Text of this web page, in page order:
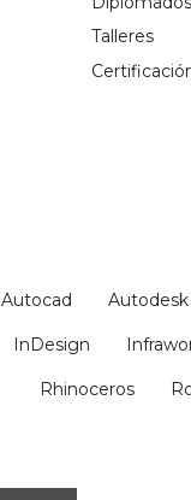
Talleres
Autocad
InDesign
Rhinoceros